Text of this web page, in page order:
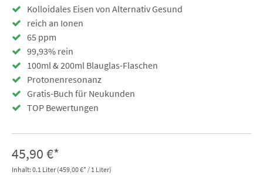
Kolloidales Eisen von Alternativ Gesund
reich an Ionen
65 ppm
99,93% rein
100ml & 200ml Blauglas-Flaschen
Protonenresonanz
Gratis-Buch für Neukunden
TOP Bewertungen
45,90 €*
Inhalt: 0.1 Liter (459,00 €* / 1 Liter)